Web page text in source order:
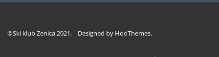
©Ski klub Zenica 2021. Designed by HooThemes.